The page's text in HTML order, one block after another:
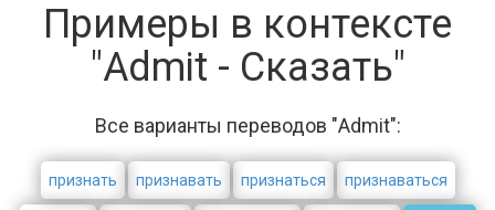
Примеры в контексте
"Admit - Сказать"
Все варианты переводов "Admit":
признать признавать признаться признаваться